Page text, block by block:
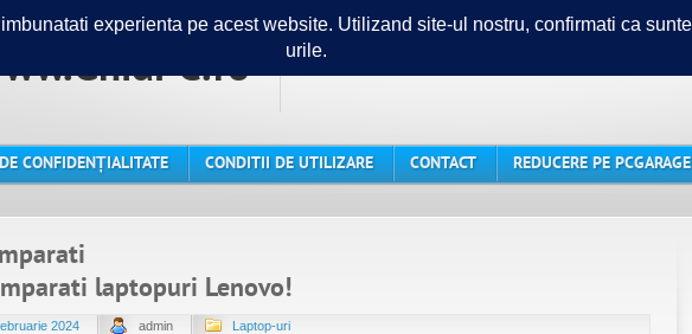
Ghidul tau in lumea PC-urilor
CONFIDENȚIALITATE CONDITII DE UTILIZARE CONTACT REDUCERE PE PCGARAGE
laptopuri Lenovo!
2024 admin Laptop-uri